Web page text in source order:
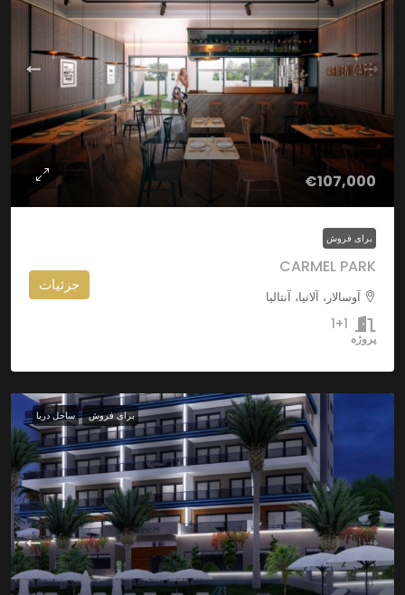
€107,000
برای فروش
CARMEL PARK
آوسالار، آلانیا، آنتالیا
1+1
پروژه
جزئیات
برای فروش ساحل دریا